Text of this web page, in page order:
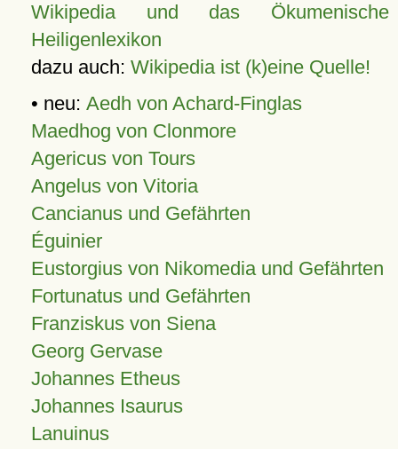
Wikipedia und das Ökumenische
Heiligenlexikon
dazu auch: Wikipedia ist (k)eine Quelle!
• neu: Aedh von Achard-Finglas
Maedhog von Clonmore
Agericus von Tours
Angelus von Vitoria
Cancianus und Gefährten
Éguinier
Eustorgius von Nikomedia und Gefährten
Fortunatus und Gefährten
Franziskus von Siena
Georg Gervase
Johannes Etheus
Johannes Isaurus
Lanuinus